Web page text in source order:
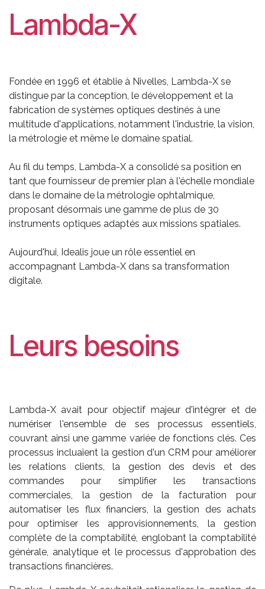
Lambda-X
Fondée en 1996 et établie à Nivelles, Lambda-X se
distingue par la conception, le développement et la
fabrication de systèmes optiques destinés à une
multitude d'applications, notamment l'industrie, la vision,
la métrologie et même le domaine spatial.
Au fil du temps, Lambda-X a consolidé sa position en
tant que fournisseur de premier plan à l'échelle mondiale
dans le domaine de la métrologie ophtalmique,
proposant désormais une gamme de plus de 30
instruments optiques adaptés aux missions spatiales.
Aujourd'hui, Idealis joue un rôle essentiel en
accompagnant Lambda-X dans sa transformation
digitale.
Leurs besoins
Lambda-X avait pour objectif majeur d'intégrer et de
numériser l'ensemble de ses processus essentiels,
couvrant ainsi une gamme variée de fonctions clés. Ces
processus incluaient la gestion d'un CRM pour améliorer
les relations clients, la gestion des devis et des
commandes pour simplifier les transactions
commerciales, la gestion de la facturation pour
automatiser les flux financiers, la gestion des achats
pour optimiser les approvisionnements, la gestion
complète de la comptabilité, englobant la comptabilité
générale, analytique et le processus d'approbation des
transactions financières.